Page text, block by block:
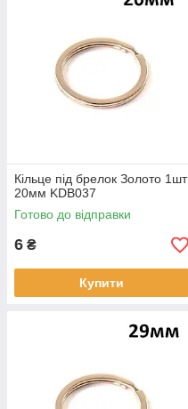
Кільце під брелок Золото 1шт
20мм KDB037
Готово до відправки
6 ₴
Купити